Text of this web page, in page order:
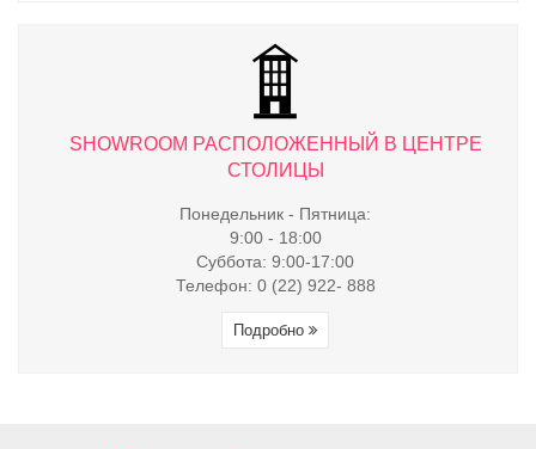
SHOWROOM РАСПОЛОЖЕННЫЙ В ЦЕНТРЕ
СТОЛИЦЫ
Понедельник - Пятница:
9:00 - 18:00
Суббота: 9:00-17:00
Телефон: 0 (22) 922- 888
Подробно